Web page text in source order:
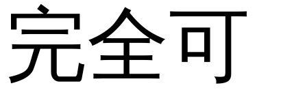
完全可